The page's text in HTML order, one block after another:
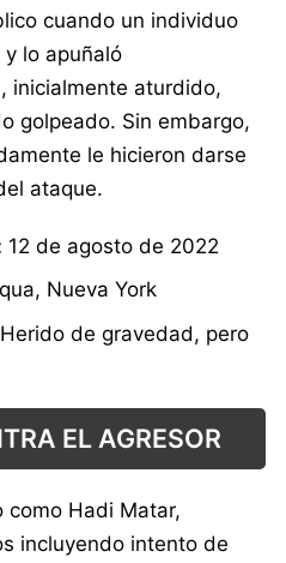
cuando un individuo
lo apuñaló
inicialmente aturdido,
golpeado. Sin embargo,
le hicieron darse
ataque.
12 de agosto de 2022
Nueva York
Herido de gravedad, pero
EL AGRESOR
como Hadi Matar,
incluyendo intento de